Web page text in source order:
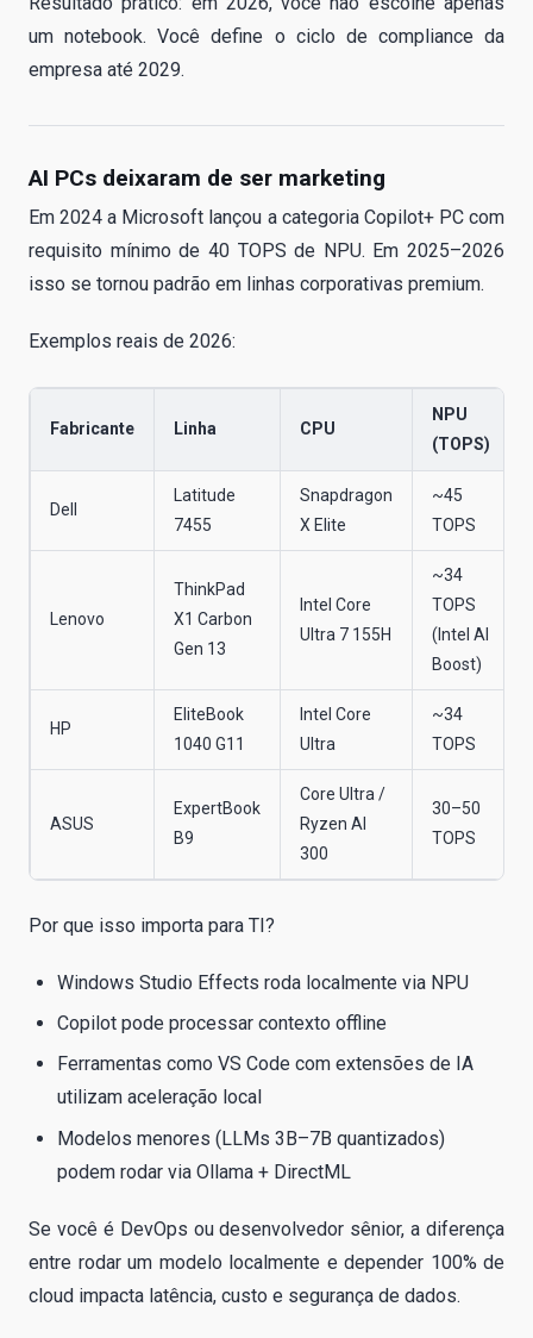
um notebook. Você define o ciclo de compliance da
empresa até 2029.
AI PCs deixaram de ser marketing
Em 2024 a Microsoft lançou a categoria Copilot+ PC com
requisito mínimo de 40 TOPS de NPU. Em 2025–2026
isso se tornou padrão em linhas corporativas premium.
Exemplos reais de 2026:
Fabricante Linha CPU
NPU
(TOPS)
Dell
Latitude
7455
Snapdragon
X Elite
~45
TOPS
Lenovo
ThinkPad
X1 Carbon
Gen 13
Intel Core
Ultra 7 155H
~34
TOPS
(Intel AI
Boost)
HP
EliteBook
1040 G11
Intel Core
Ultra
~34
TOPS
ASUS
ExpertBook
B9
Core Ultra /
Ryzen AI
300
30–50
TOPS
Por que isso importa para TI?
Windows Studio Effects roda localmente via NPU
Copilot pode processar contexto offline
Ferramentas como VS Code com extensões de IA
utilizam aceleração local
Modelos menores (LLMs 3B–7B quantizados)
podem rodar via Ollama + DirectML
Se você é DevOps ou desenvolvedor sênior, a diferença
entre rodar um modelo localmente e depender 100% de
cloud impacta latência, custo e segurança de dados.